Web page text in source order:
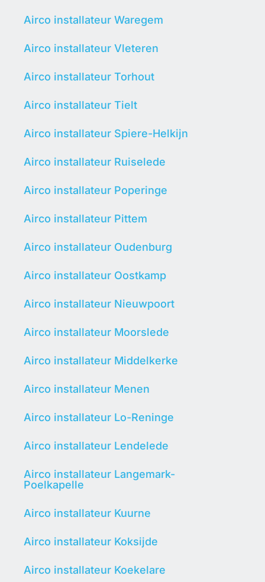
Airco installateur Waregem
Airco installateur Vleteren
Airco installateur Torhout
Airco installateur Tielt
Airco installateur Spiere-Helkijn
Airco installateur Ruiselede
Airco installateur Poperinge
Airco installateur Pittem
Airco installateur Oudenburg
Airco installateur Oostkamp
Airco installateur Nieuwpoort
Airco installateur Moorslede
Airco installateur Middelkerke
Airco installateur Menen
Airco installateur Lo-Reninge
Airco installateur Lendelede
Airco installateur Langemark-
Poelkapelle
Airco installateur Kuurne
Airco installateur Koksijde
Airco installateur Koekelare